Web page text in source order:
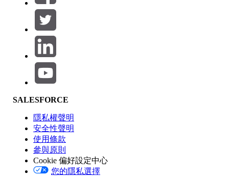
選取篩選
產品區域
功能影響
版本
SALESFORCE
隱私權聲明
安全性聲明
使用條款
參與原則
Cookie 偏好設定中心
您的隱私選擇